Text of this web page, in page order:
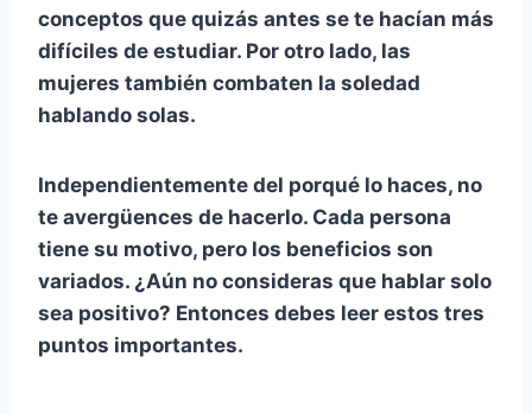
conceptos que quizás antes se te hacían más
difíciles de estudiar. Por otro lado, las
mujeres también combaten la soledad
hablando solas.
Independientemente del porqué lo haces, no
te avergüences de hacerlo. Cada persona
tiene su motivo, pero los beneficios son
variados. ¿Aún no consideras que hablar solo
sea positivo? Entonces debes leer estos tres
puntos importantes.